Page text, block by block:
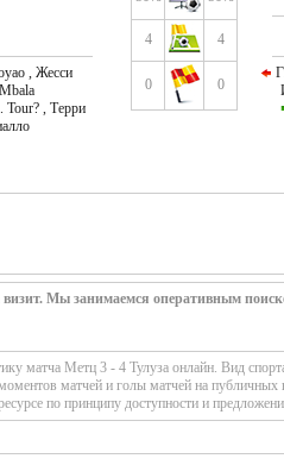
, Жесси
Tour? , Терри
4 4
0 0
Мы занимаемся оперативным
матча Метц 3 - 4 Тулуза онлайн. Вид
матчей и голы матчей на публичных
по принципу доступности и